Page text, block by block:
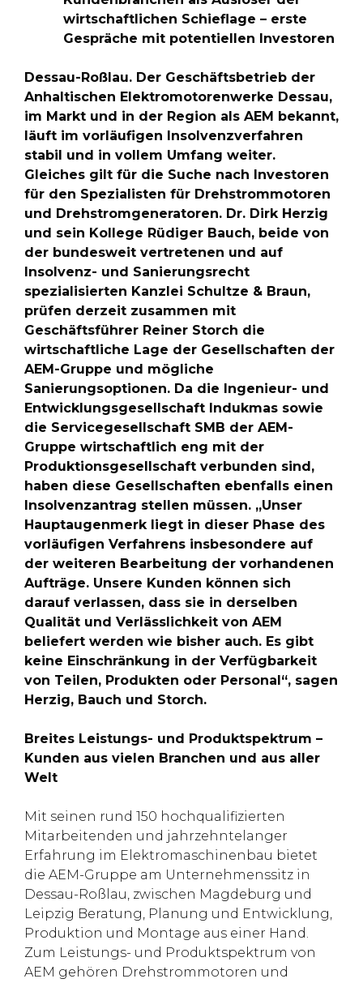
wirtschaftlichen Schieflage – erste
Gespräche mit potentiellen Investoren
Dessau-Roßlau. Der Geschäftsbetrieb der
Anhaltischen Elektromotorenwerke Dessau,
im Markt und in der Region als AEM bekannt,
läuft im vorläufigen Insolvenzverfahren
stabil und in vollem Umfang weiter.
Gleiches gilt für die Suche nach Investoren
für den Spezialisten für Drehstrommotoren
und Drehstromgeneratoren. Dr. Dirk Herzig
und sein Kollege Rüdiger Bauch, beide von
der bundesweit vertretenen und auf
Insolvenz- und Sanierungsrecht
spezialisierten Kanzlei Schultze & Braun,
prüfen derzeit zusammen mit
Geschäftsführer Reiner Storch die
wirtschaftliche Lage der Gesellschaften der
AEM-Gruppe und mögliche
Sanierungsoptionen. Da die Ingenieur- und
Entwicklungsgesellschaft Indukmas sowie
die Servicegesellschaft SMB der AEM-
Gruppe wirtschaftlich eng mit der
Produktionsgesellschaft verbunden sind,
haben diese Gesellschaften ebenfalls einen
Insolvenzantrag stellen müssen. „Unser
Hauptaugenmerk liegt in dieser Phase des
vorläufigen Verfahrens insbesondere auf
der weiteren Bearbeitung der vorhandenen
Aufträge. Unsere Kunden können sich
darauf verlassen, dass sie in derselben
Qualität und Verlässlichkeit von AEM
beliefert werden wie bisher auch. Es gibt
keine Einschränkung in der Verfügbarkeit
von Teilen, Produkten oder Personal“, sagen
Herzig, Bauch und Storch.
Breites Leistungs- und Produktspektrum –
Kunden aus vielen Branchen und aus aller
Welt
Mit seinen rund 150 hochqualifizierten
Mitarbeitenden und jahrzehntelanger
Erfahrung im Elektromaschinenbau bietet
die AEM-Gruppe am Unternehmenssitz in
Dessau-Roßlau, zwischen Magdeburg und
Leipzig Beratung, Planung und Entwicklung,
Produktion und Montage aus einer Hand.
Zum Leistungs- und Produktspektrum von
AEM gehören Drehstrommotoren und